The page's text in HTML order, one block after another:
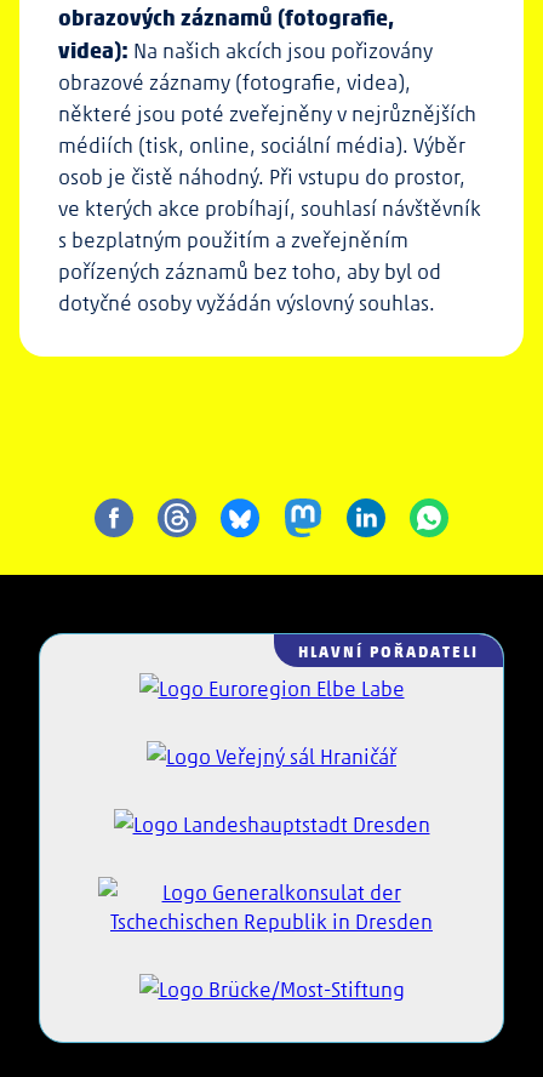
obrazových záznamů (fotografie,
videa): Na našich akcích jsou pořizovány
obrazové záznamy (fotografie, videa),
některé jsou poté zveřejněny v nejrůznějších
médiích (tisk, online, sociální média). Výběr
osob je čistě náhodný. Při vstupu do prostor,
ve kterých akce probíhají, souhlasí návštěvník
s bezplatným použitím a zveřejněním
pořízených záznamů bez toho, aby byl od
dotyčné osoby vyžádán výslovný souhlas.